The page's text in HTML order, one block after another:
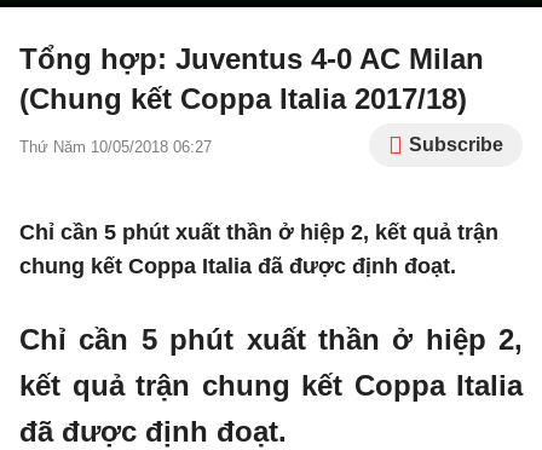
Tổng hợp: Juventus 4-0 AC Milan
(Chung kết Coppa Italia 2017/18)
Thứ Năm 10/05/2018 06:27 Subscribe
Chỉ cần 5 phút xuất thần ở hiệp 2, kết quả trận
chung kết Coppa Italia đã được định đoạt.
Chỉ cần 5 phút xuất thần ở hiệp 2,
kết quả trận chung kết Coppa Italia
đã được định đoạt.